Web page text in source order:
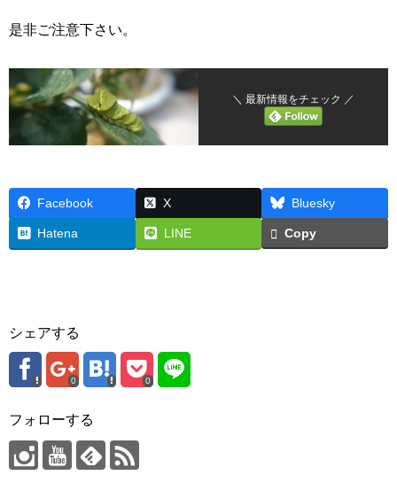
是非ご注意下さい。
＼ 最新情報をチェック ／
Facebook X Bluesky
Hatena LINE Copy
シェアする
0 0
フォローする